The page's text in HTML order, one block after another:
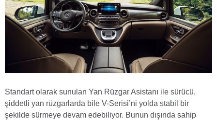
Standart olarak sunulan Yan Rüzgar Asistanı ile sürücü,
şiddetli yan rüzgarlarda bile V-Serisi’ni yolda stabil bir
şekilde sürmeye devam edebiliyor. Bunun dışında sahip